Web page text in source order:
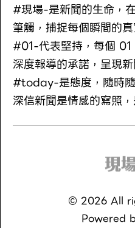
#現場-是新聞的生命，
筆觸，捕捉每個瞬間的真
#01-代表堅持，每個 01
深度報導的承諾，呈現
#today-是態度，隨時隨
深信新聞是情感的寫照
© 2026All
Powered